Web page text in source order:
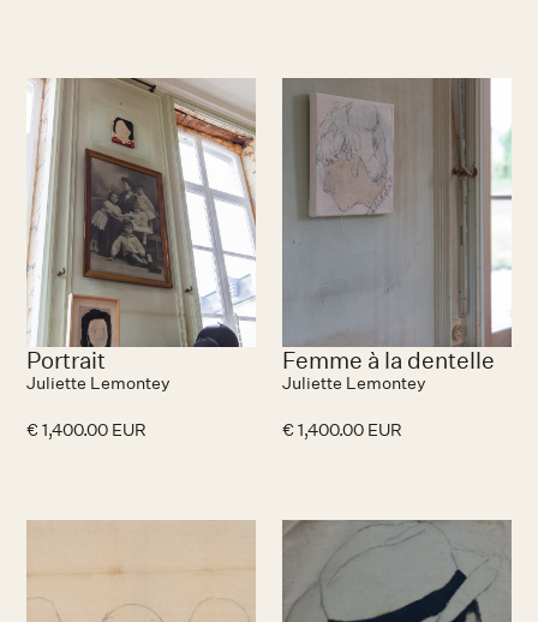
Portrait
Juliette Lemontey
€ 1,400.00 EUR
Femme à la dentelle
Juliette Lemontey
€ 1,400.00 EUR